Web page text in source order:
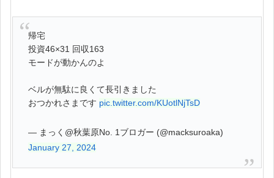
帰宅
投資46×31 回収163
モードが動かんのよ
ベルが無駄に良くて長引きました
おつかれさまです pic.twitter.com/KUotlNjTsD
— まっく@秋葉原No. 1ブロガー (@macksuroaka)
January 27, 2024